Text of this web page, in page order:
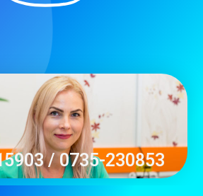
/ 0735-230853